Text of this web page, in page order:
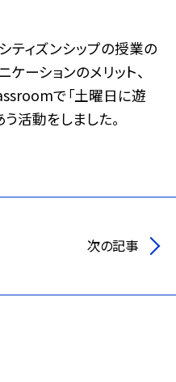
ティズンシップの授業の
ーションのメリット、
で「土曜日に遊
活動をしました。
次の記事